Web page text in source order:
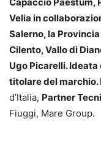
Velia in
Salerno, la
Cilento, Vallo di
Ugo Picarelli.
titolare del
d’Italia, Partner
Fiuggi, Mare Group.